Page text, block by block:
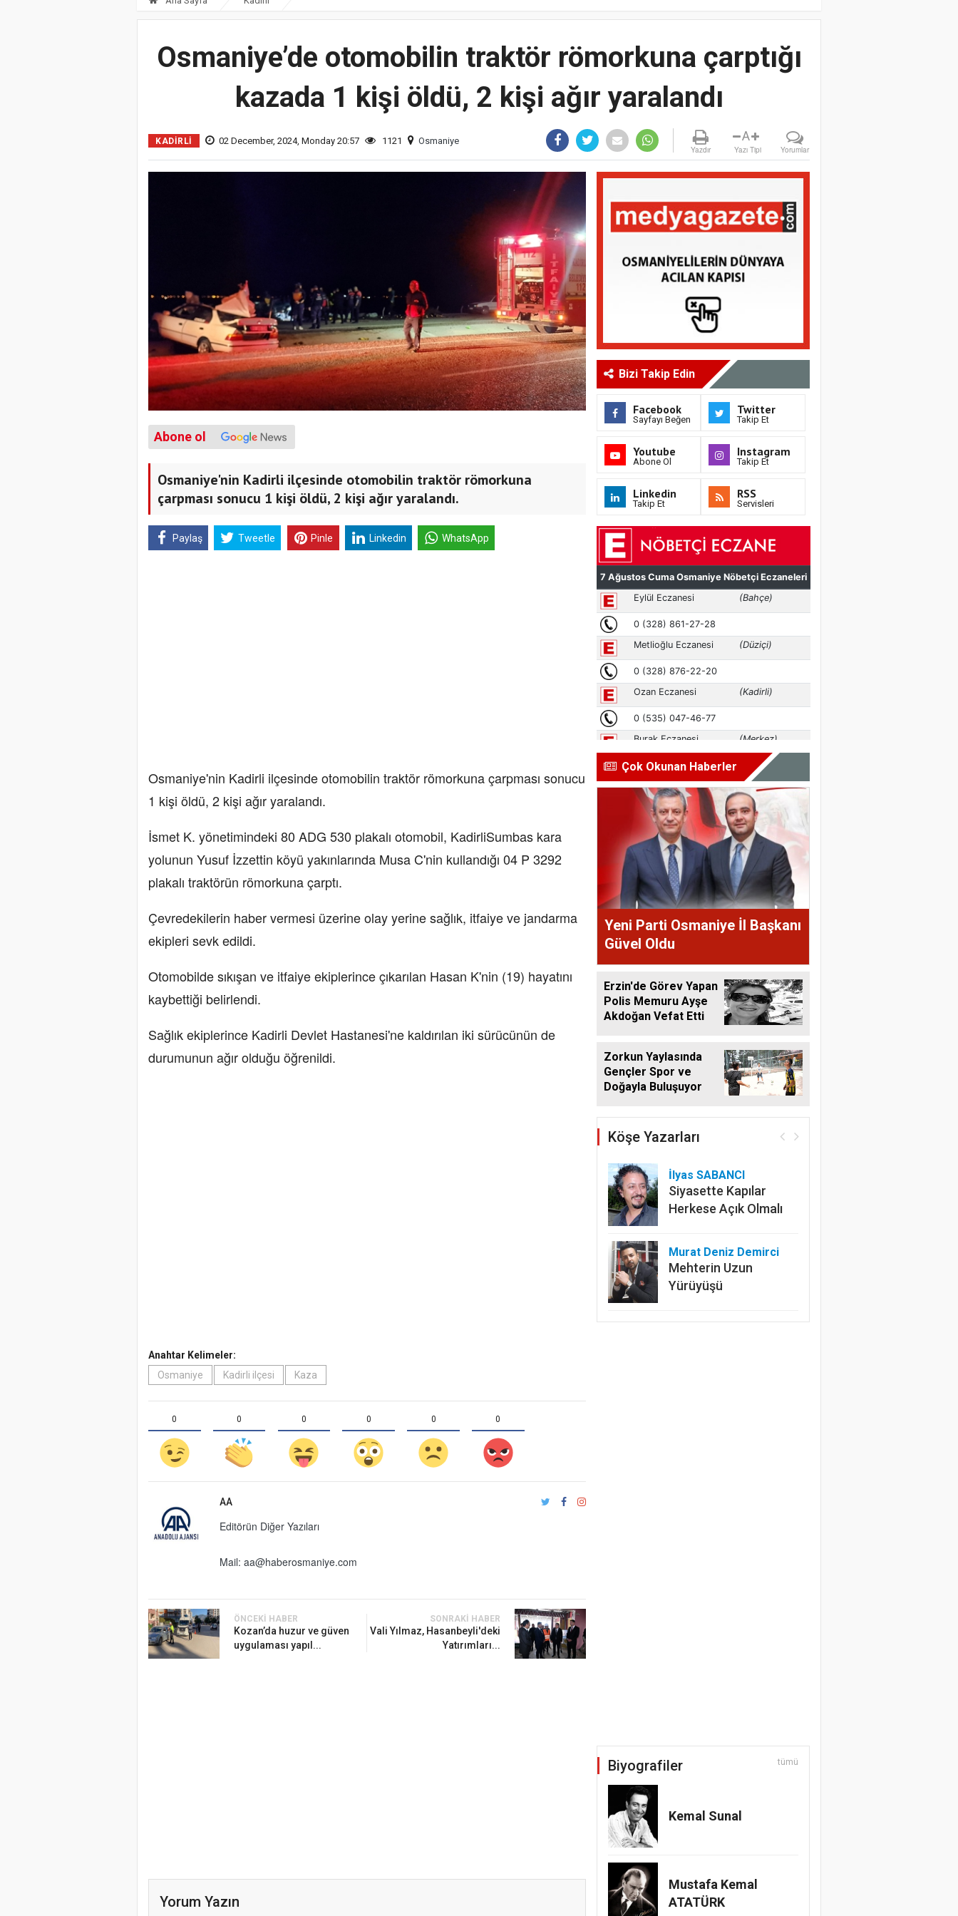
Osmaniye’de otomobilin traktör römorkuna çarptığı
kazada 1 kişi öldü, 2 kişi ağır yaralandı
KADIRLI 02 December, 2024, Monday 20:57 1121 Osmaniye
Yazdır
A
Yazı Tipi Yorumlar
Abone ol
Osmaniye'nin Kadirli ilçesinde otomobilin traktör römorkuna
çarpması sonucu 1 kişi öldü, 2 kişi ağır yaralandı.
Paylaş Tweetle Pinle Linkedin WhatsApp
Osmaniye'nin Kadirli ilçesinde otomobilin traktör römorkuna çarpması sonucu
1 kişi öldü, 2 kişi ağır yaralandı.
İsmet K. yönetimindeki 80 ADG 530 plakalı otomobil, KadirliSumbas kara
yolunun Yusuf İzzettin köyü yakınlarında Musa C'nin kullandığı 04 P 3292
plakalı traktörün römorkuna çarptı.
Çevredekilerin haber vermesi üzerine olay yerine sağlık, itfaiye ve jandarma
ekipleri sevk edildi.
Otomobilde sıkışan ve itfaiye ekiplerince çıkarılan Hasan K'nin (19) hayatını
kaybettiği belirlendi.
Sağlık ekiplerince Kadirli Devlet Hastanesi'ne kaldırılan iki sürücünün de
durumunun ağır olduğu öğrenildi.
Anahtar Kelimeler:
Osmaniye
Kadirli ilçesi Kaza
0 0 0 0 0 0
AA
Editörün Diğer Yazıları
Mail: aa@haberosmaniye.com
ÖNCEKI HABER
Kozan’da huzur ve güven
uygulaması yapıl...
SONRAKI HABER
Vali Yılmaz, Hasanbeyli'deki
Yatırımları...
Yorum Yazın
Bizi Takip Edin
Facebook
Sayfayı Beğen
Twitter
Takip Et
Youtube
Abone Ol
Instagram
Takip Et
Linkedin
Takip Et
RSS
Servisleri
Çok Okunan Haberler
Yeni Parti Osmaniye İl Başkanı
Güvel Oldu
Erzin'de Görev Yapan
Polis Memuru Ayşe
Akdoğan Vefat Etti
Zorkun Yaylasında
Gençler Spor ve
Doğayla Buluşuyor
Köşe Yazarları
İlyas SABANCI
Siyasette Kapılar
Herkese Açık Olmalı
Murat Deniz Demirci
Mehterin Uzun
Yürüyüşü
Biyografiler tümü
Kemal Sunal
Mustafa Kemal
ATATÜRK